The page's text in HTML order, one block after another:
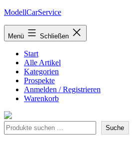
Zum
springen
ModellCarService
Menü Schließen
Start
Alle Artikel
Kategorien
Prospekte
Anmelden / Registrieren
Warenkorb
Suche Suche